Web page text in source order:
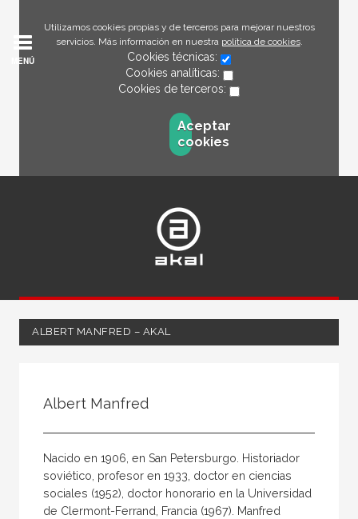
Utilizamos cookies propias y de terceros para mejorar nuestros
servicios. Más información en nuestra política de cookies.
Cookies técnicas:
Cookies analíticas:
Cookies de terceros:
Aceptar
cookies
MENÚ
ALBERT MANFRED – AKAL
Coordinador
Editor
Albert Manfred
Nacido en 1906, en San Petersburgo. Historiador
soviético, profesor en 1933, doctor en ciencias
sociales (1952), doctor honorario en la Universidad
de Clermont-Ferrand, Francia (1967). Manfred